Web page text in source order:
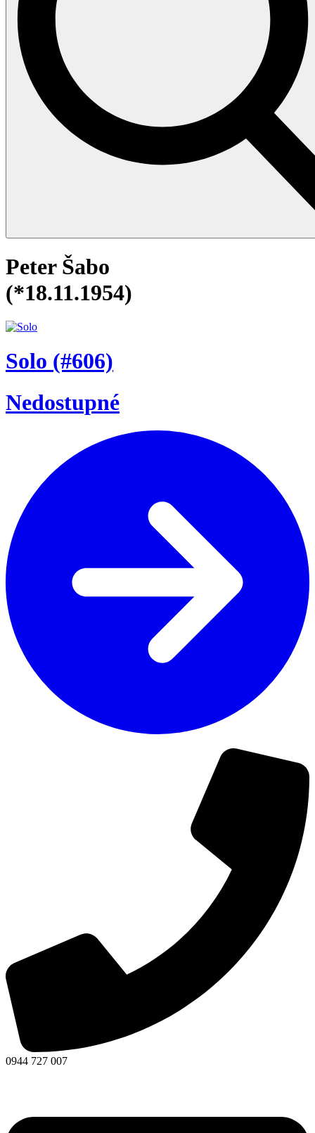
Peter Šabo
(*18.11.1954)
Solo (#606)
Nedostupné
0944 727 007